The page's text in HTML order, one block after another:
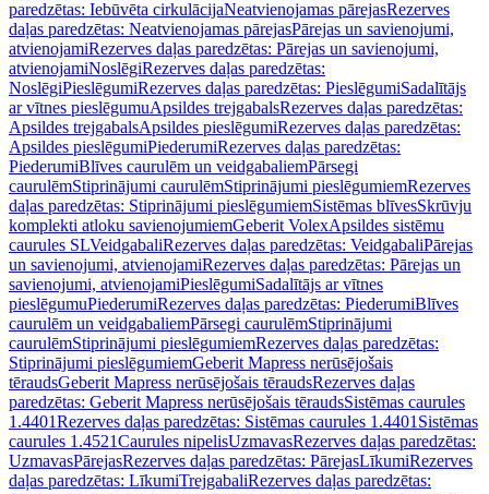
paredzētas: Iebūvēta cirkulācijaNeatvienojamas pārejasRezerves
daļas paredzētas: Neatvienojamas pārejasPārejas un savienojumi,
atvienojamiRezerves daļas paredzētas: Pārejas un savienojumi,
atvienojamiNoslēgiRezerves daļas paredzētas:
NoslēgiPieslēgumiRezerves daļas paredzētas: PieslēgumiSadalītājs
ar vītnes pieslēgumuApsildes trejgabalsRezerves daļas paredzētas:
Apsildes trejgabalsApsildes pieslēgumiRezerves daļas paredzētas:
Apsildes pieslēgumiPiederumiRezerves daļas paredzētas:
PiederumiBlīves caurulēm un veidgabaliemPārsegi
caurulēmStiprinājumi caurulēmStiprinājumi pieslēgumiemRezerves
daļas paredzētas: Stiprinājumi pieslēgumiemSistēmas blīvesSkrūvju
komplekti atloku savienojumiemGeberit VolexApsildes sistēmu
caurules SLVeidgabaliRezerves daļas paredzētas: VeidgabaliPārejas
un savienojumi, atvienojamiRezerves daļas paredzētas: Pārejas un
savienojumi, atvienojamiPieslēgumiSadalītājs ar vītnes
pieslēgumuPiederumiRezerves daļas paredzētas: PiederumiBlīves
caurulēm un veidgabaliemPārsegi caurulēmStiprinājumi
caurulēmStiprinājumi pieslēgumiemRezerves daļas paredzētas:
Stiprinājumi pieslēgumiemGeberit Mapress nerūsējošais
tēraudsGeberit Mapress nerūsējošais tēraudsRezerves daļas
paredzētas: Geberit Mapress nerūsējošais tēraudsSistēmas caurules
1.4401Rezerves daļas paredzētas: Sistēmas caurules 1.4401 Sistēmas
caurules 1.4521Caurules nipelisUzmavasRezerves daļas paredzētas:
UzmavasPārejasRezerves daļas paredzētas: PārejasLīkumiRezerves
daļas paredzētas: LīkumiTrejgabaliRezerves daļas paredzētas: